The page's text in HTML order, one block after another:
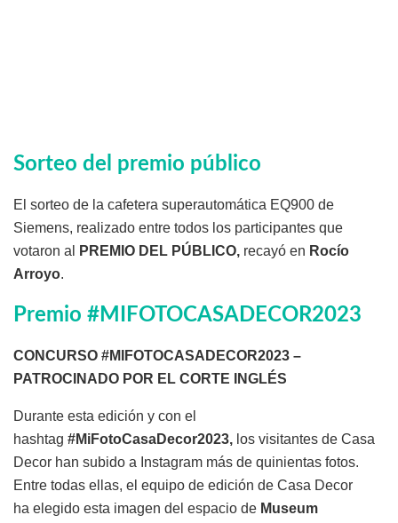
Sorteo del premio público
El sorteo de la cafetera superautomática EQ900 de
Siemens, realizado entre todos los participantes que
votaron al
PREMIO DEL PÚBLICO, recayó en Rocío
Arroyo.
Premio #MIFOTOCASADECOR2023
CONCURSO #MIFOTOCASADECOR2023 –
PATROCINADO POR EL CORTE INGLÉS
Durante esta edición y con el
hashtag #MiFotoCasaDecor2023, los visitantes de Casa
Decor han subido a Instagram más de quinientas fotos.
Entre todas ellas, el equipo de edición de Casa Decor
ha elegido esta imagen del espacio de Museum